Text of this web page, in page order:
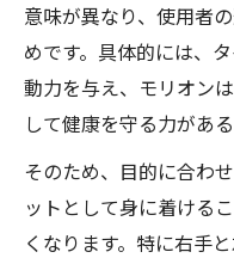
意味が異なり、使用者
めです。具体的には、
動力を与え、モリオン
して健康を守る力があ
そのため、目的に合わ
ットとして身に着ける
くなります。特に右手